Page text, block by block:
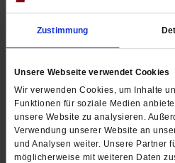
Zustimmung
Unsere Webseite verwendet Cookies
Wir verwenden Cookies, um Inhalte
Funktionen für soziale Medien
unsere Website zu analysieren.
Verwendung unserer Website an
und Analysen weiter. Unsere Partner
möglicherweise mit weiteren Daten
1/3 Seite hoch = 60 × 259 mm
1/3 Seite quer = 190 × 85 mm
1/6 Seite hoch = 60 × 127 mm
1/6 Seite quer = 125 × 61 mm
1/12 Seite = 60 × 61 mm
Technische Daten